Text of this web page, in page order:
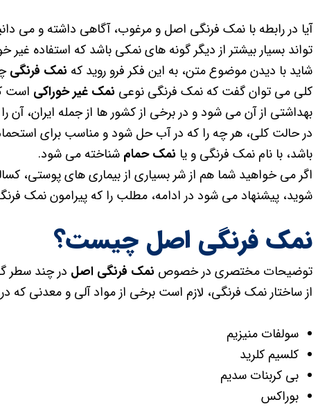
آیا در رابطه با نمک فرنگی اصل و مرغوب، آگاهی داشته و
تواند بسیار بیشتر از دیگر گونه های نمکی باشد که استفاده غیر
شاید با دیدن موضوع متن، به این فکر فرو روید که نمک فرنگی
کلی می توان گفت که نمک فرنگی نوعی نمک غیر خوراکی است
بهداشتی از آن می شود و در برخی از کشور ها از جمله ایران،
در حالت کلی، هر چه را که در آب حل شود و مناسب برای
باشد، با نام نمک فرنگی و یا نمک حمام شناخته می شود.
اگر می خواهید شما هم از شر بسیاری از بیماری های پوستی،
شوید، پیشنهاد می شود در ادامه‏، مطلب را که پیرامون نمک
نمک فرنگی اصل چیست؟
توضیحات مختصری در خصوص نمک فرنگی اصل در چند سطر
از ساختار نمک فرنگی، لازم است برخی از مواد آلی و معدنی که
سولفات منیزیم
کلسیم کلرید
بی کربنات سدیم
بوراکس